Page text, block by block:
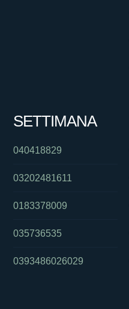
SETTIMANA
040418829
03202481611
0183378009
035736535
0393486026029